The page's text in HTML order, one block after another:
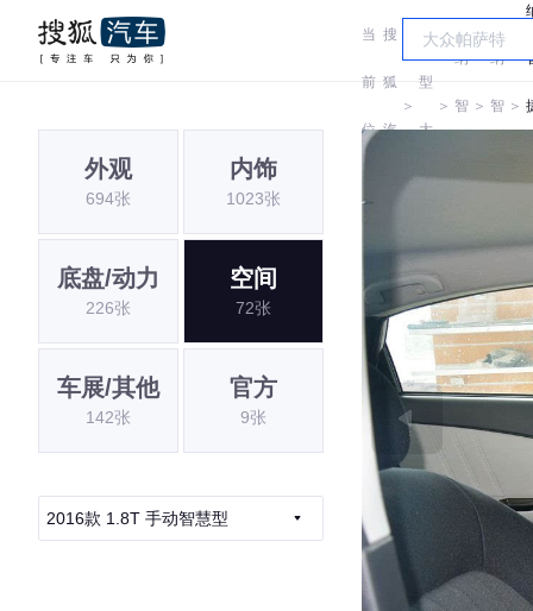
当
前
位
搜
狐
汽
＞
车
型
大
全
＞
纳
智 ＞
纳
智 ＞
外观
694张
内饰
1023张
底盘/动力
226张
空间
72张
车展/其他
142张
官方
9张
2016款 1.8T 手动智慧型